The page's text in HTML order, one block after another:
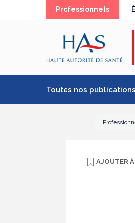
Professionnels
Toutes nos publications
AJOUTER À